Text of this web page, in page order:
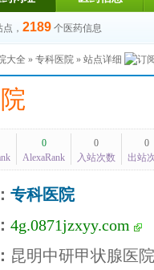
， 2189 个医药信息
大全 » 专科医院 » 站点详细
0
AlexaRank
0
入站次数
0
出站
专科医院
4g.0871jzxyy.com
昆明中研甲状腺医